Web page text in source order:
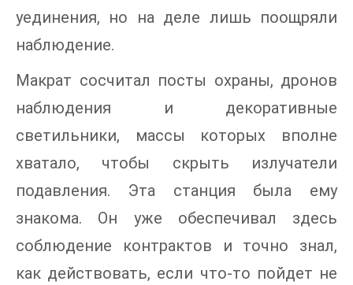
уединения, но на деле лишь поощряли
наблюдение.
Макрат сосчитал посты охраны, дронов
наблюдения и декоративные
светильники, массы которых вполне
хватало, чтобы скрыть излучатели
подавления. Эта станция была ему
знакома. Он уже обеспечивал здесь
соблюдение контрактов и точно знал,
как действовать, если что-то пойдет не